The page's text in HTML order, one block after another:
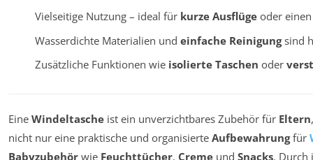
Vielseitige Nutzung – ideal für kurze Ausflügeoder
Wasserdichte Materialien und einfache Reinigungsind
Zusätzliche Funktionen wie isolierte Taschen oder
Eine Windeltasche ist ein unverzichtbares Zubehör für Eltern
nicht nur eine praktische und organisierte Aufbewahrungfür
Babyzubehör wie Feuchttücher, Creme und Snacks.